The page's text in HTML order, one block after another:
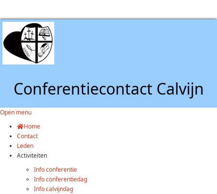
Conferentiecontact Calvijn
Open menu
Home
Contact
Leden
Activiteiten
Info conferentie
Info conferentiedag
Info calvijndag